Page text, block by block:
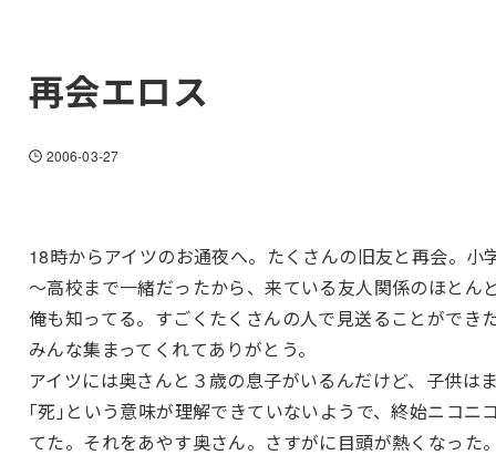
再会エロス
2006-03-27
18時からアイツのお通夜へ。たくさんの旧友と再会。小
～高校まで一緒だったから、来ている友人関係のほとん
俺も知ってる。すごくたくさんの人で見送ることができ
みんな集まってくれてありがとう。
アイツには奥さんと３歳の息子がいるんだけど、子供は
｢死｣という意味が理解できていないようで、終始ニコニ
てた。それをあやす奥さん。さすがに目頭が熱くなった